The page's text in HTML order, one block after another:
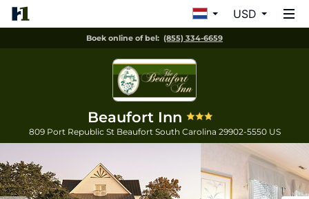
USD
Boek online of bel: (855) 334-6659
Beaufort Inn
809 Port Republic St Beaufort South Carolina 29902-5550 US